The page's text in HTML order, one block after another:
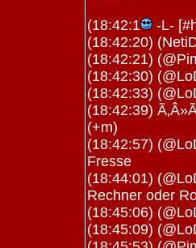
(18:42:1
-L-
(18:42:20)
(18:42:21)
(18:42:30)
(18:42:33)
(18:42:39)
(+m)
(18:42:57)
Fresse
(18:44:01)
Rechner oder
(18:45:06)
(18:45:09)